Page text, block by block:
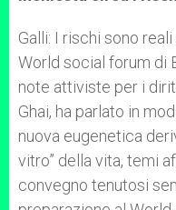
Galli: I rischi sono
World social forum di
note attiviste per i
Ghai, ha parlato in
nuova eugenetica
vitro” della vita, temi
convegno tenutosi